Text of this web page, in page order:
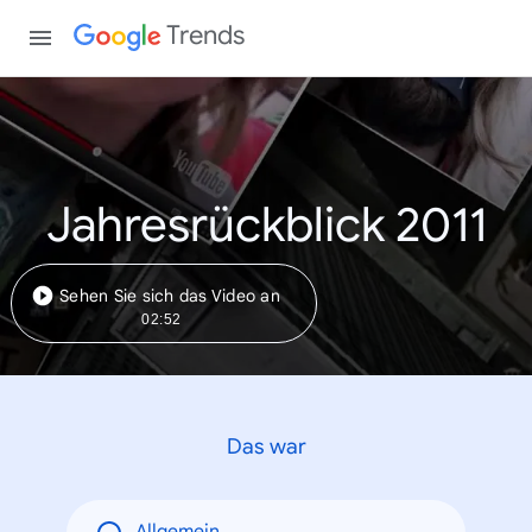
Trends
Jahresrückblick 2011
Sehen Sie sich das Video an
02:52
Das war